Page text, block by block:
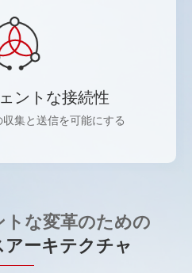
ントな接続性
集と送信を可能にする
な変革のための
アーキテクチャ